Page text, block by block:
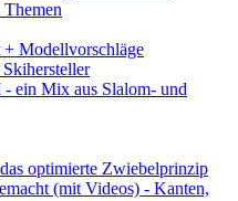
Themen
+ Modellvorschläge
- ein Mix aus Slalom- und
optimierte Zwiebelprinzip
(mit Videos) - Kanten,